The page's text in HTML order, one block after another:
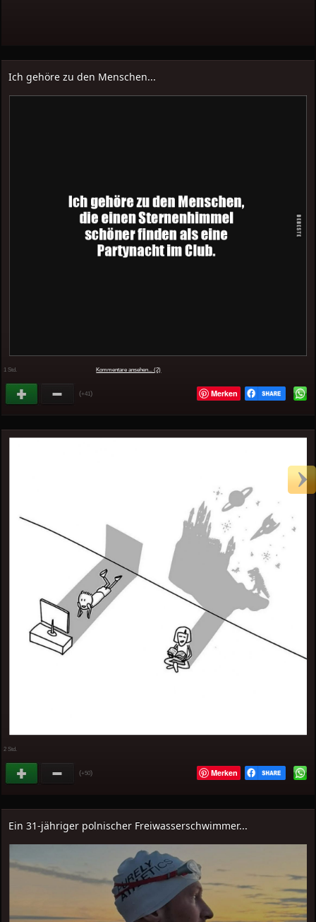
Ich gehöre zu den Menschen...
1 Std. Kommentare ansehen... (2)
(+41) Merken
2 Std.
(+50) Merken
Ein 31-jähriger polnischer Freiwasserschwimmer...